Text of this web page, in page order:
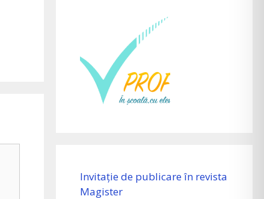
Invitație de publicare în revista
Magister